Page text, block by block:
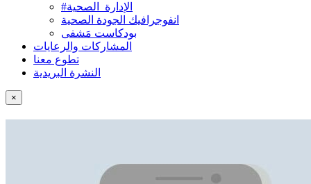
#الإدارة_الصحية
انفوجرافيك الجودة الصحية
بودكاست مَشفى
المشاركات والرعايات
تطوع معنا
النشرة البريدية
×